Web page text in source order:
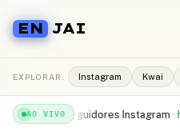
EN JAI
EXPLORAR Instagram Kwai
AO VIVO
seguidores Instagram ·há 2min